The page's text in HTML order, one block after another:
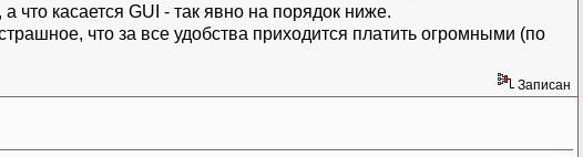
что касается GUI - так явно на порядок ниже.
что за все удобства приходится платить огромными (по
Записан